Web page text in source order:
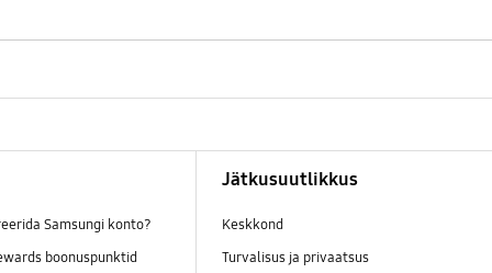
Samsungi konto?
boonuspunktid
Jätkusuutlikkus
Keskkond
Turvalisus ja privaatsus